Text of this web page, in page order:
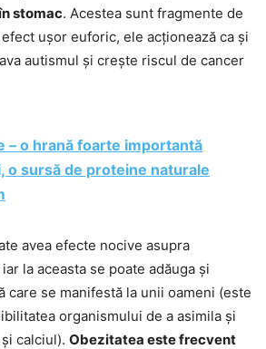
stomac. Acestea sunt fragmente de
ușor euforic, ele acționează ca și
autismul și crește riscul de cancer
– o hrană foarte importantă
o sursă de proteine naturale
avea efecte nocive asupra
la aceasta se poate adăuga și
care se manifestă la unii oameni (este
organismului de a asimila și
calciul). Obezitatea este frecvent